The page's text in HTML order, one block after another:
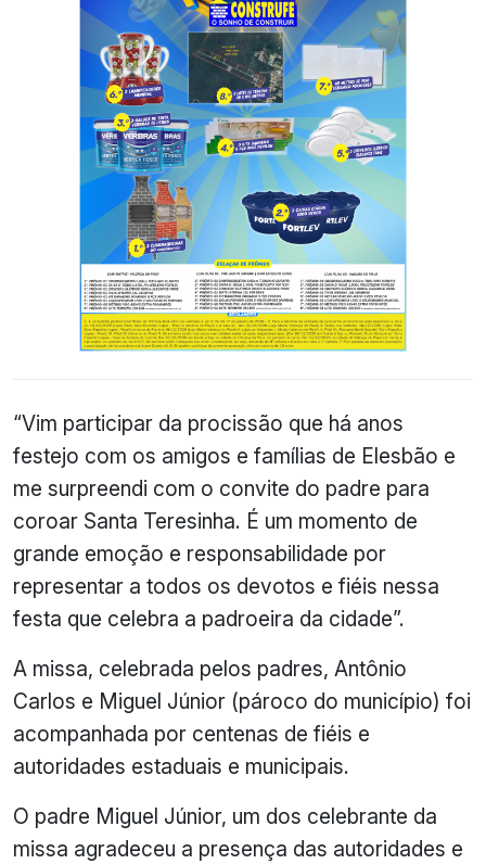
“Vim participar da procissão que há anos
festejo com os amigos e famílias de Elesbão e
me surpreendi com o convite do padre para
coroar Santa Teresinha. É um momento de
grande emoção e responsabilidade por
representar a todos os devotos e fiéis nessa
festa que celebra a padroeira da cidade”.
A missa, celebrada pelos padres, Antônio
Carlos e Miguel Júnior (pároco do município) foi
acompanhada por centenas de fiéis e
autoridades estaduais e municipais.
O padre Miguel Júnior, um dos celebrante da
missa agradeceu a presença das autoridades e